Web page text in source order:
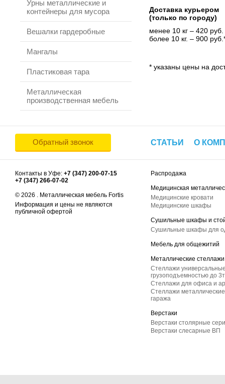
Урны металлические и
контейнеры для мусора
Вешалки гардеробные
Мангалы
Пластиковая тара
Металлическая
производственная мебель
Доставка курьером
(только по городу)
менее 10 кг – 420 руб.
более 10 кг. – 900
* указаны цены на
Обратный звонок СТАТЬИ О
Контакты в Уфе: +7 (347) 200-07-15
+7 (347) 266-07-02
© 2026 . Металлическая мебель Fortis
Информация и цены не являются
публичной офертой
Распродажа
Медицинская
Медицинские кровати
Медицинские шкафы
Сушильные шкафы и
Сушильные шкафы для
Мебель для общежитий
Металлические стеллажи
Стеллажи
грузоподъемностью до
Стеллажи для офиса и
Стеллажи
гаража
Верстаки
Верстаки столярные
Верстаки слесарные ВП